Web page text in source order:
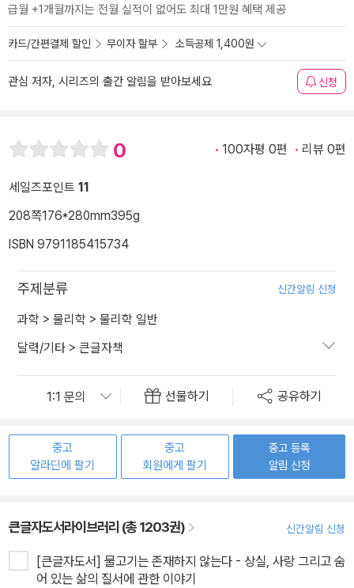
급월 +1개월까지는 전월 실적이 없어도 최대 1만원 혜택 제공
카드/간편결제 할인 무이자 할부 소득공제 1,400원
관심 저자, 시리즈의 출간 알림을 받아보세요 신청
0 100자평 0편 리뷰 0편
세일즈포인트 11
208쪽176*280mm395g
ISBN 9791185415734
주제분류 신간알림 신청
과학 > 물리학 > 물리학 일반
달력/기타 > 큰글자책
선물하기 공유하기
중고
알라딘에 팔기
중고
회원에게 팔기
중고 등록
알림 신청
큰글자도서라이브러리 (총 1203권) 신간알림 신청
[큰글자도서] 물고기는 존재하지 않는다 - 상실, 사랑 그리고 숨
어 있는 삶의 질서에 관한 이야기